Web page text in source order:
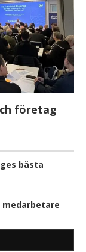
företag
bästa